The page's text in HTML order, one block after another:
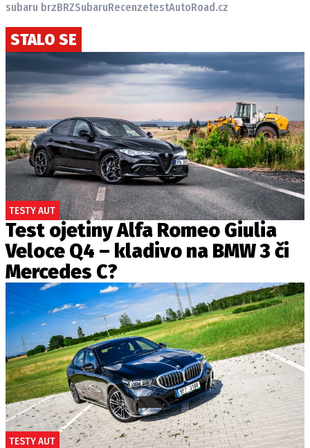
subaru brzBRZSubaruRecenzetestAutoRoad.cz
STALO SE
TESTY AUT
Test ojetiny Alfa Romeo Giulia
Veloce Q4 – kladivo na BMW 3 či
Mercedes C?
TESTY AUT